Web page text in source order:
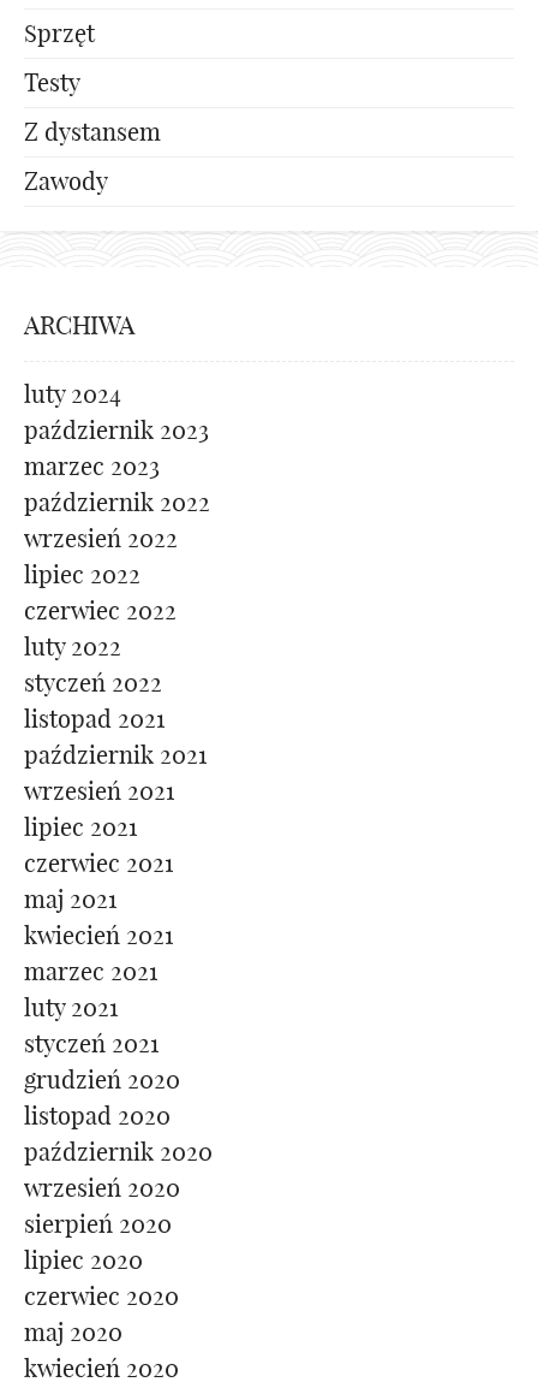
Sprzęt
Testy
Z dystansem
Zawody
ARCHIWA
luty 2024
październik 2023
marzec 2023
październik 2022
wrzesień 2022
lipiec 2022
czerwiec 2022
luty 2022
styczeń 2022
listopad 2021
październik 2021
wrzesień 2021
lipiec 2021
czerwiec 2021
maj 2021
kwiecień 2021
marzec 2021
luty 2021
styczeń 2021
grudzień 2020
listopad 2020
październik 2020
wrzesień 2020
sierpień 2020
lipiec 2020
czerwiec 2020
maj 2020
kwiecień 2020